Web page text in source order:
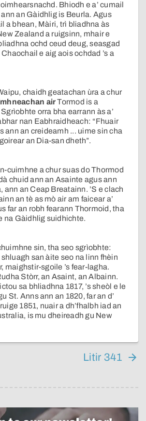
Bhiodh e a’ cumail
an Gàidhlig is Beurla. Agus
a bhean, Màiri, trì bliadhna às
Zealand a ruigsinn, mhair e
ochd ceud deug, seasgad
Chaochail e aig aois ochdad ’s a
chaidh geatachan ùra a chur
airTormod is a
orra bha earrann às a’
nan Eabhraidheach: “Fhuair
ann an creideamh ... uime sin cha
an Dia-san dheth”.
cuimhne a chur suas do Thormod
chuid ann an Asainte agus ann
ann an Ceap Breatainn. ’S e clach
an tè as mò air am faicear a’
far an robh fearann Thormoid, tha
na Gàidhlig suidhichte.
sin, tha seo sgrìobhte:
san àite seo na linn fhèin
maighstir-sgoile ’s fear-lagha.
Stòrr, an Asaint, an Albainn.
sa bhliadhna 1817, ’s sheòl e le
St. Anns ann an 1820, far an d’
1851, nuair a dh’fhalbh iad an
is mu dheireadh gu New
Litir 341